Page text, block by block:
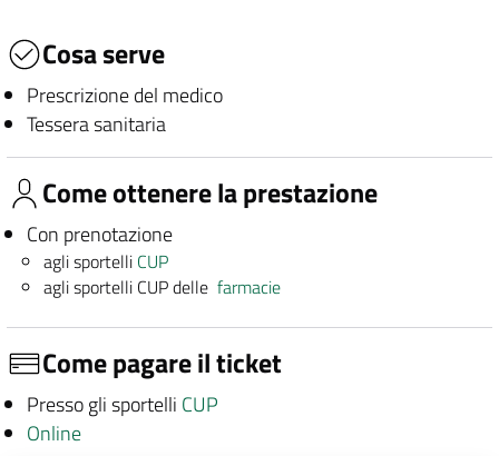
Cosa serve
Prescrizione del medico
Tessera sanitaria
Come ottenere la prestazione
Con prenotazione
agli sportelli CUP
agli sportelli CUP dellefarmacie
Come pagare il ticket
Presso gli sportelli CUP
Online